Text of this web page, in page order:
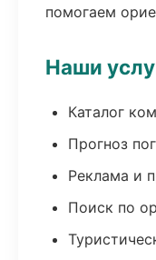
помогаем
Наши
Каталог
Прогноз
Реклама и
Поиск по